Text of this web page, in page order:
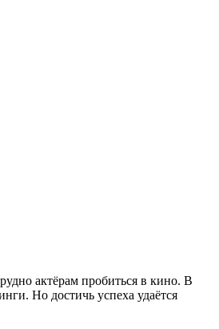
актёрам пробиться в кино. В
Но достичь успеха удаётся